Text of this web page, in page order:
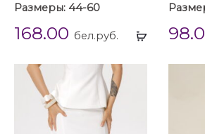
Выбрать
Размеры: 44-60
168.00 бел.руб.